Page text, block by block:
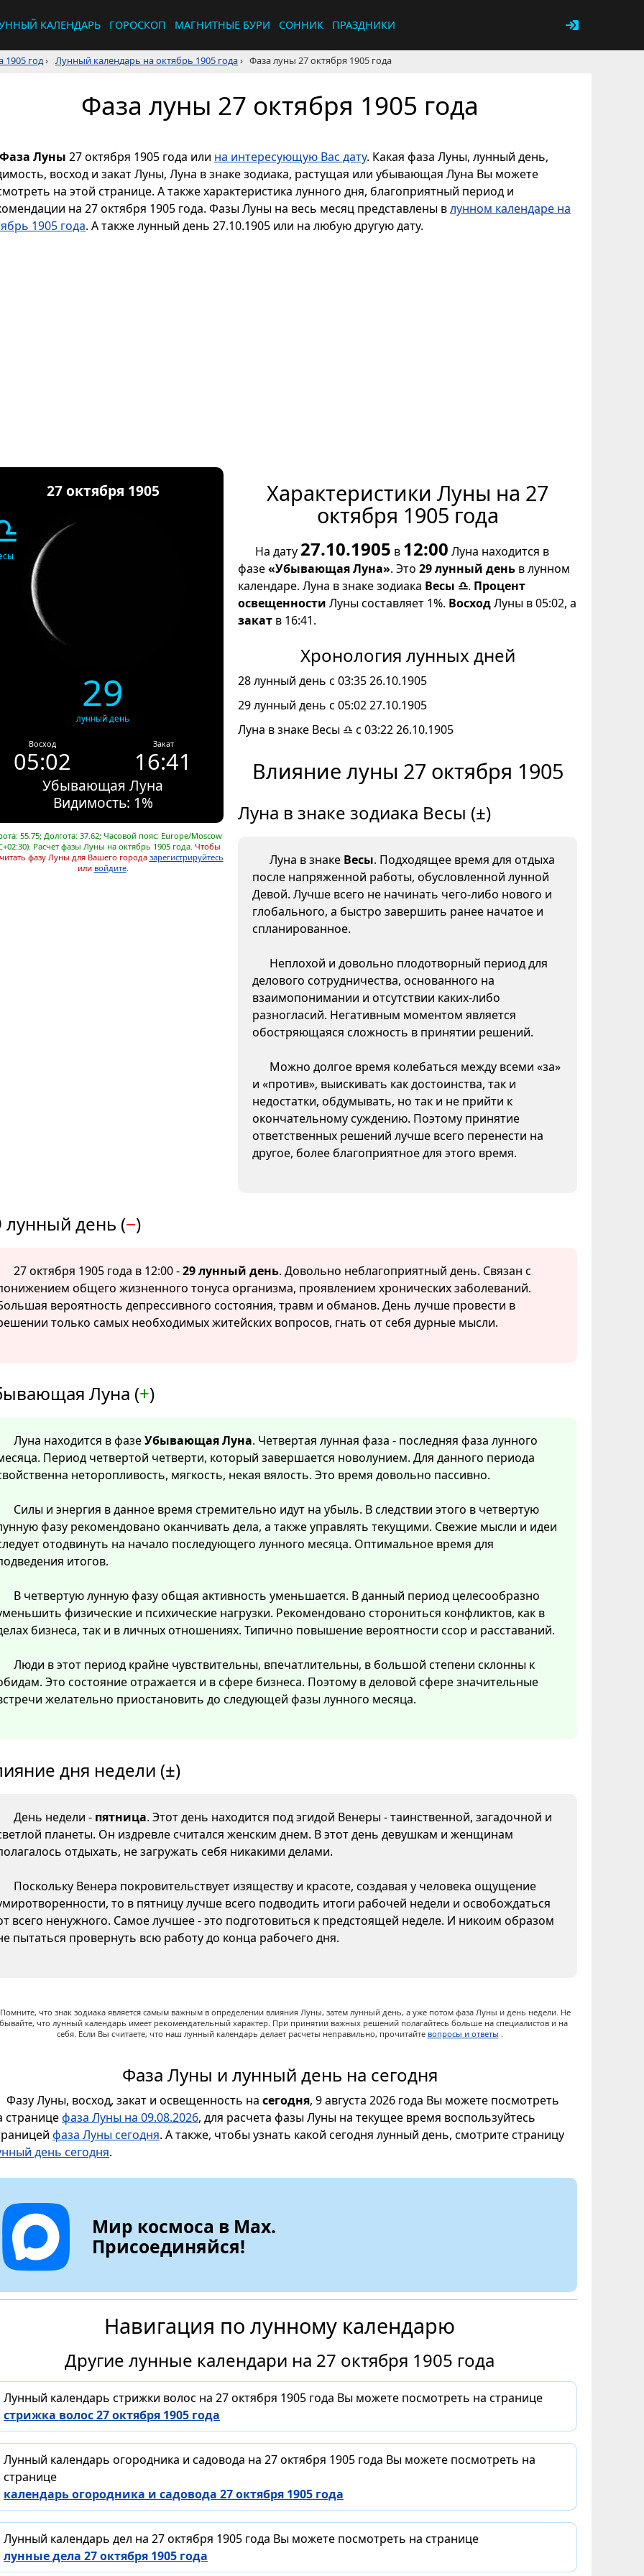
КАЛЕНДАРЬ ГОРОСКОП МАГНИТНЫЕ БУРИ СОННИК ПРАЗДНИКИ
1905 год› Лунный календарь на октябрь 1905 года› Фаза луны 27 октября 1905 года
Фаза луны 27 октября 1905 года
Фаза Луны 27 октября 1905 года или на интересующую Вас дату. Какая фаза Луны, лунный день,
восход и закат Луны, Луна в знаке зодиака, растущая или убывающая Луна Вы можете
на этой странице. А также характеристика лунного дня, благоприятный период и
на 27 октября 1905 года. Фазы Луны на весь месяц представлены влунном календаре на
1905 года. А также лунный день 27.10.1905 или на любую другую дату.
27 октября 1905
29
лунный день
Восход
05:02
Закат
16:41
Убывающая Луна
Видимость: 1%
55.75; Долгота: 37.62; Часовой пояс: Europe/Moscow
Расчет фазы Луны на октябрь 1905 года. Чтобы
фазу Луны для Вашего города зарегистрируйтесь
или войдите.
Характеристики Луны на 27
октября 1905 года
На дату 27.10.1905 в 12:00 Луна находится в
фазе«Убывающая Луна». Это 29 лунный день в лунном
календаре. Луна в знаке зодиака Весы ♎. Процент
освещенности Луны составляет 1%. ВосходЛуны в 05:02, а
закат в 16:41.
Хронология лунных дней
28 лунный день с 03:35 26.10.1905
29 лунный день с 05:02 27.10.1905
Луна в знаке Весы ♎ с 03:22 26.10.1905
Влияние луны 27 октября 1905
Луна в знаке зодиака Весы (±)
Луна в знаке Весы. Подходящее время для отдыха
после напряженной работы, обусловленной лунной
Девой. Лучше всего не начинать чего-либо нового и
глобального, а быстро завершить ранее начатое и
спланированное.
Неплохой и довольно плодотворный период для
делового сотрудничества, основанного на
взаимопонимании и отсутствии каких-либо
разногласий. Негативным моментом является
обостряющаяся сложность в принятии решений.
Можно долгое время колебаться между всеми «за»
и «против», выискивать как достоинства, так и
недостатки, обдумывать, но так и не прийти к
окончательному суждению. Поэтому принятие
ответственных решений лучше всего перенести на
другое, более благоприятное для этого время.
лунный день (−)
27 октября 1905 года в 12:00 -29 лунный день. Довольно неблагоприятный день. Связан с
общего жизненного тонуса организма, проявлением хронических заболеваний.
вероятность депрессивного состояния, травм и обманов. День лучше провести в
только самых необходимых житейских вопросов, гнать от себя дурные мысли.
Луна (+)
Луна находится в фазеУбывающая Луна. Четвертая лунная фаза - последняя фаза лунного
Период четвертой четверти, который завершается новолунием. Для данного периода
неторопливость, мягкость, некая вялость. Это время довольно пассивно.
Силы и энергия в данное время стремительно идут на убыль. В следствии этого в четвертую
фазу рекомендовано оканчивать дела, а также управлять текущими. Свежие мысли и идеи
отодвинуть на начало последующего лунного месяца. Оптимальное время для
итогов.
В четвертую лунную фазу общая активность уменьшается. В данный период целесообразно
физические и психические нагрузки. Рекомендовано сторониться конфликтов, как в
бизнеса, так и в личных отношениях. Типично повышение вероятности ссор и расставаний.
Люди в этот период крайне чувствительны, впечатлительны, в большой степени склонны к
Это состояние отражается и в сфере бизнеса. Поэтому в деловой сфере значительные
желательно приостановить до следующей фазы лунного месяца.
дня недели (±)
День недели - пятница. Этот день находится под эгидой Венеры - таинственной, загадочной и
планеты. Он издревле считался женским днем. В этот день девушкам и женщинам
отдыхать, не загружать себя никакими делами.
Поскольку Венера покровительствует изяществу и красоте, создавая у человека ощущение
то в пятницу лучше всего подводить итоги рабочей недели и освобождаться
всего ненужного. Самое лучшее - это подготовиться к предстоящей неделе. И никоим образом
пытаться провернуть всю работу до конца рабочего дня.
Помните, что знак зодиака является самым важным в определении влияния Луны, затем лунный день, а уже потом фаза Луны и день недели. Не
что лунный календарь имеет рекомендательный характер. При принятии важных решений полагайтесь больше на специалистов и на
себя. Если Вы считаете, что наш лунный календарь делает расчеты неправильно, прочитайте вопросы и ответы .
Фаза Луны и лунный день на сегодня
Фазу Луны, восход, закат и освещенность на сегодня, 9 августа 2026 года Вы можете посмотреть
страницефаза Луны на 09.08.2026, для расчета фазы Луны на текущее время воспользуйтесь
фаза Луны сегодня. А также, чтобы узнать какой сегодня лунный день, смотрите страницу
день сегодня.
Мир космоса в Max.
Присоединяйся!
Навигация по лунному календарю
Другие лунные календари на 27 октября 1905 года
Лунный календарь стрижки волос на 27 октября 1905 года Вы можете посмотреть на странице
стрижка волос 27 октября 1905 года
Лунный календарь огородника и садовода на 27 октября 1905 года Вы можете посмотреть на
странице
календарь огородника и садовода 27 октября 1905 года
Лунный календарь дел на 27 октября 1905 года Вы можете посмотреть на странице
лунные дела 27 октября 1905 года